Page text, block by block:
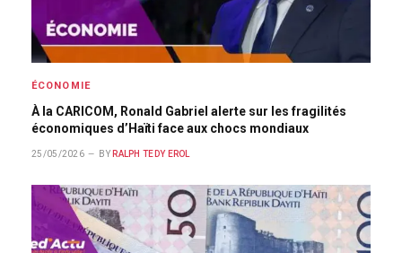
ÉCONOMIE
À la CARICOM, Ronald Gabriel alerte sur les fragilités
économiques d’Haïti face aux chocs mondiaux
25/05/2026 BY RALPH TEDY EROL